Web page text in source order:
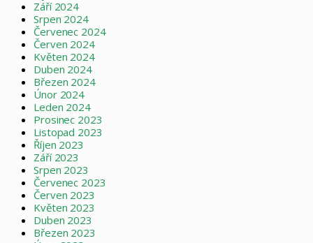
Září 2024
Srpen 2024
Červenec 2024
Červen 2024
Květen 2024
Duben 2024
Březen 2024
Únor 2024
Leden 2024
Prosinec 2023
Listopad 2023
Říjen 2023
Září 2023
Srpen 2023
Červenec 2023
Červen 2023
Květen 2023
Duben 2023
Březen 2023